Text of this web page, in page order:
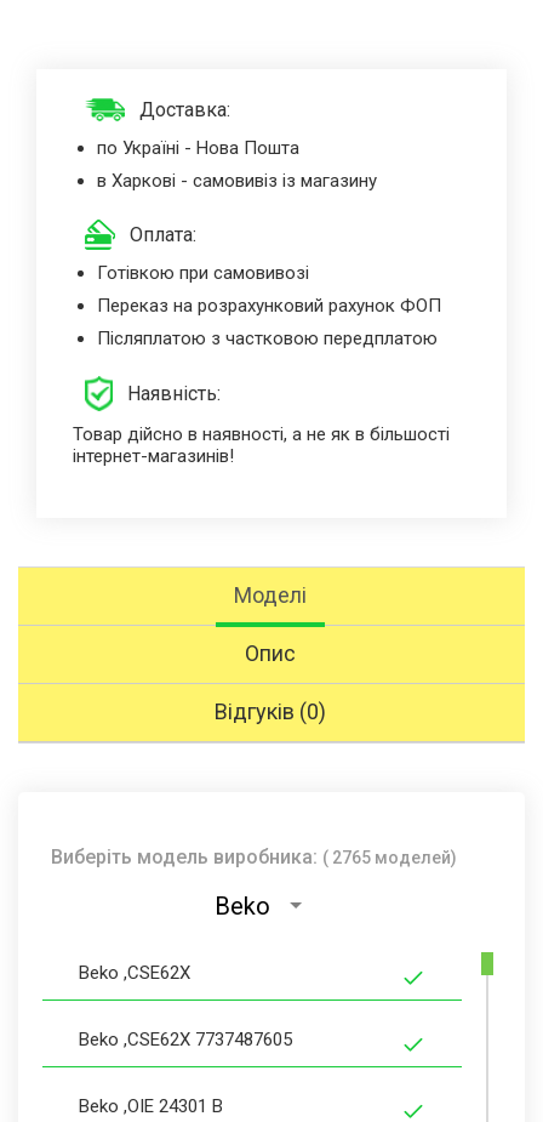
Доставка:
по Україні - Нова Пошта
в Харкові - самовивіз із магазину
Оплата:
Готівкою при самовивозі
Переказ на розрахунковий рахунок ФОП
Післяплатою з частковою передплатою
Наявність:
Товар дійсно в наявності, а не як в більшості
інтернет-магазинів!
Моделі
Опис
Відгуків (0)
Виберіть модель виробника: ( 2765 моделей)
Beko
Beko ,CSE62X
Beko ,CSE62X 7737487605
Beko ,OIE 24301 B